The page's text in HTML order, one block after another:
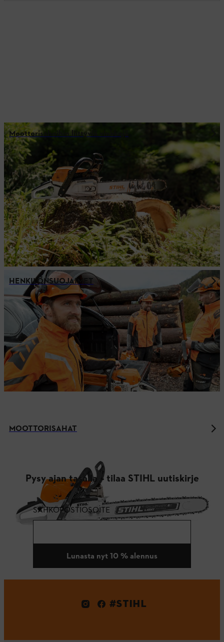
Moottorisahoihin liittyviä vinkkejä
HENKILÖNSUOJAIMET
MOOTTORISAHAT
Pysy ajan tasalla – tilaa STIHL uutiskirje
SÄHKÖPOSTIOSOITE
Lunasta nyt 10 % alennus
#STIHL